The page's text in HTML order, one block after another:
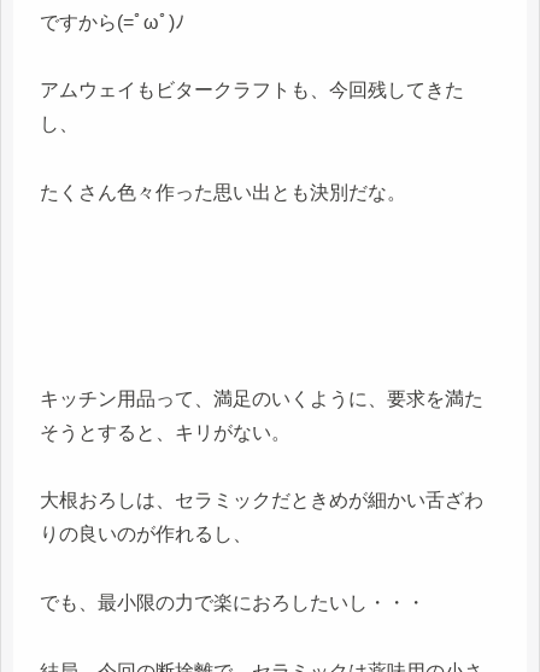
ですから(=ﾟωﾟ)ﾉ
アムウェイもビタークラフトも、今回残してきた
し、
たくさん色々作った思い出とも決別だな。
キッチン用品って、満足のいくように、要求を満た
そうとすると、キリがない。
大根おろしは、セラミックだときめが細かい舌ざわ
りの良いのが作れるし、
でも、最小限の力で楽におろしたいし・・・